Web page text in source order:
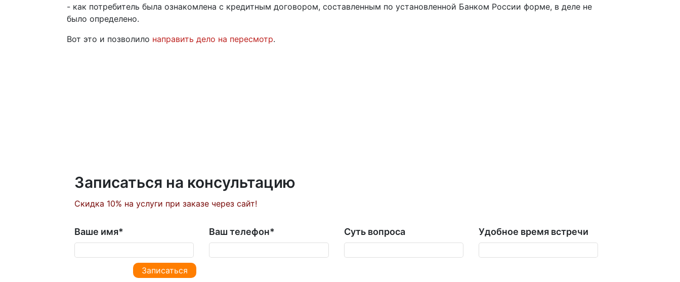
- как потребитель была ознакомлена с кредитным договором, составленным по установленной Банком России форме, в деле не
было определено.
Вот это и позволило направить дело на пересмотр.
Записаться на консультацию
Скидка 10% на услуги при заказе через сайт!
Ваше имя* Ваш телефон* Суть вопроса Удобное время встречи